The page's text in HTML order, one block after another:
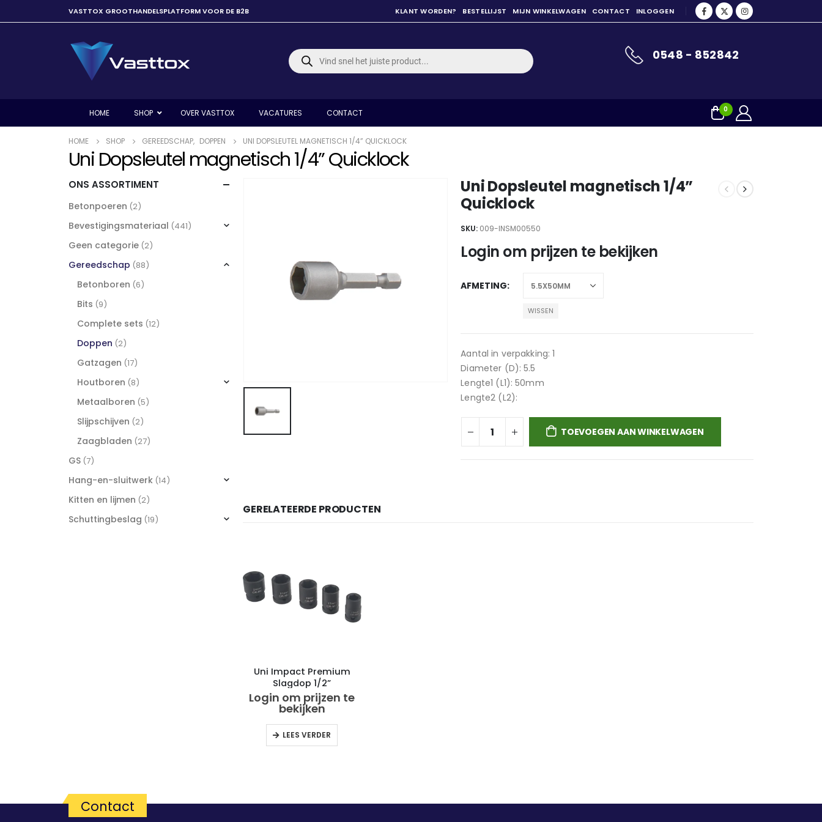
VASTTOX GROOTHANDELSPLATFORM VOOR DE B2B KLANT WORDEN? BESTELLIJST MIJN WINKELWAGEN CONTACT INLOGGEN
Producten
zoeken 0548 - 852842
HOME SHOP OVER VASTTOX VACATURES CONTACT 0
HOME SHOP GEREEDSCHAP, DOPPEN UNI DOPSLEUTEL MAGNETISCH 1/4” QUICKLOCK
Uni Dopsleutel magnetisch 1/4” Quicklock
Uni Dopsleutel magnetisch 1/4”
Quicklock
SKU: 009-INSM00550
Login om prijzen te bekijken
AFMETING
WISSEN
Aantal in verpakking: 1
Diameter (D): 5.5
Lengte1 (L1): 50mm
Lengte2 (L2):
TOEVOEGEN AAN WINKELWAGEN
GERELATEERDE PRODUCTEN
Uni Impact Premium
Slagdop 1/2”
binnenvierkant
Login om prijzen te
bekijken
LEES VERDER
ONS ASSORTIMENT
Betonpoeren (2)
Bevestigingsmateriaal (441)
Geen categorie (2)
Gereedschap (88)
Betonboren (6)
Bits (9)
Complete sets (12)
Doppen (2)
Gatzagen (17)
Houtboren (8)
Metaalboren (5)
Slijpschijven (2)
Zaagbladen (27)
GS (7)
Hang-en-sluitwerk (14)
Kitten en lijmen (2)
Schuttingbeslag (19)
Contact